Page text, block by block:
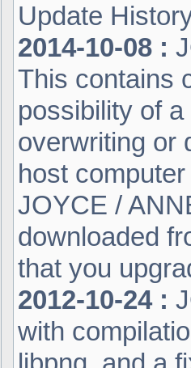
Update
2014-10-08 :
This contains
possibility of
overwriting or
host
JOYCE /
downloaded
that you
2012-10-24 :
with